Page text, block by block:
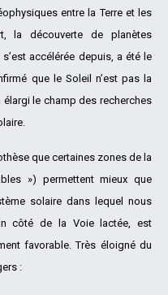
entre la Terre et les
la découverte de planètes
accélérée depuis, a été le
que le Soleil n’est pas la
le champ des recherches
que certaines zones de la
») permettent mieux que
solaire dans lequel nous
côté de la Voie lactée, est
favorable. Très éloigné du
: